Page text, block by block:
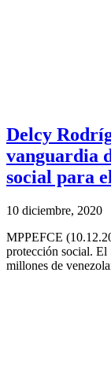
Delcy
vanguardia
social para
10 diciembre, 2020
MPPEFCE
protección social. El
millones de